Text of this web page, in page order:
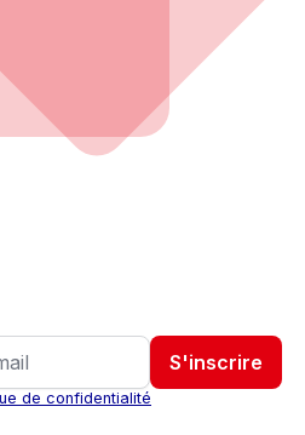
S'inscrire
de confidentialité